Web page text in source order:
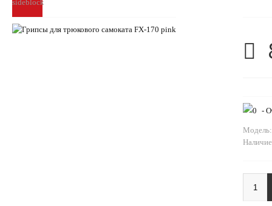
-
Модель: